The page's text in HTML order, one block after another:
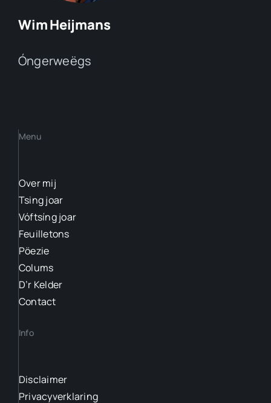
Wim Heijmans
Óngerweëgs
Menu
Over mij
Tsing joar
Vóftsíng joar
Feuilletons
Pöezie
Colums
D’r Kelder
Contact
Info
Disclaimer
Privacyverklaring